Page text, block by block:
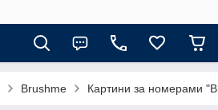
Brushme Картини за номерами